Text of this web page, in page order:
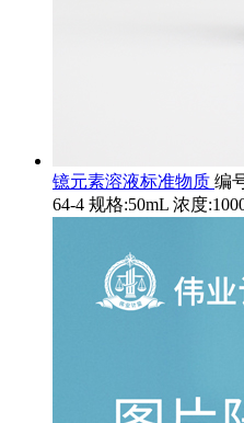
镱元素溶液标准物质 编
64-4 规格:50mL 浓度